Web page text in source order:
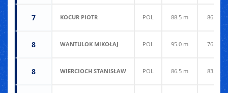
7 KOCUR PIOTR POL 88.5 m 86.5 m
8 WANTULOK MIKOŁAJ POL 95.0 m 76.5 m
8 WIERCIOCH STANISŁAW POL 86.5 m 83.5 m